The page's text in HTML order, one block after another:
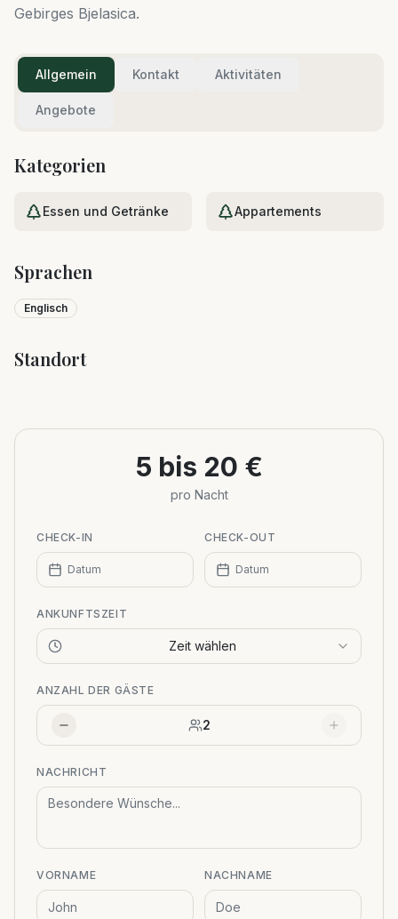
Gebirges Bjelasica.
Allgemein Kontakt Aktivitäten
Angebote
Kategorien
Essen und Getränke Appartements
Sprachen
Englisch
Standort
−
5 bis 20 €
pro Nacht
CHECK-IN
Datum
CHECK-OUT
Datum
ANKUNFTSZEIT
Zeit wählen
ANZAHL DER GÄSTE
2
NACHRICHT
VORNAME NACHNAME